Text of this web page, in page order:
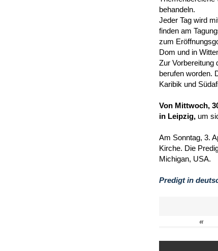
behandeln.
Jeder Tag wird
finden am
zum
Dom und in
Zur Vorbereitung
berufen worden.
Karibik und
Von Mittwoch,
in Leipzig, um
Am Sonntag, 3.
Kirche. Die
Michigan, USA.
Predigt in
«